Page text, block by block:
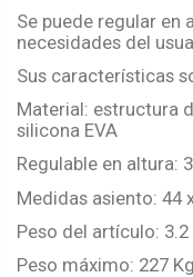
Se puede regular en
necesidades del
Sus características
Material: estructura
silicona EVA
Regulable en altura:
Medidas asiento: 44
Peso del artículo: 3.2
Peso máximo: 227